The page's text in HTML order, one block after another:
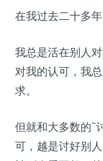
在我过去二十多
我总是活在别人
对我的认可，我
求。
但就和大多数的“
可，越是讨好别